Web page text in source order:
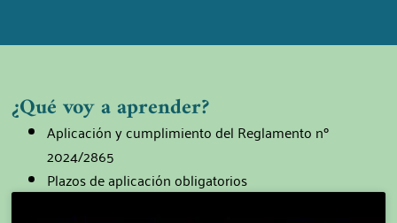
¿Qué voy a aprender?
Aplicación y cumplimiento del Reglamento nº
2024/2865
Plazos de aplicación obligatorios